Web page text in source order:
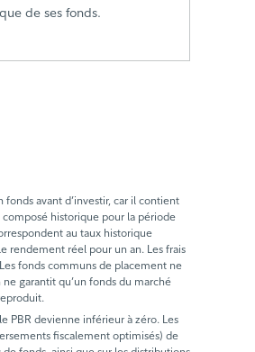
de ses fonds.
avant d’investir, car il contient
historique pour la période
au taux historique
rendement réel pour un an. Les frais
fonds communs de placement ne
garantit qu’un fonds du marché
PBR devienne inférieur à zéro. Les
fiscalement optimisés) de